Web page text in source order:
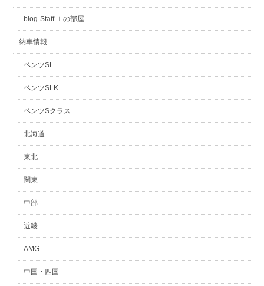
blog-Staff Ｉの部屋
納車情報
ベンツSL
ベンツSLK
ベンツSクラス
北海道
東北
関東
中部
近畿
AMG
中国・四国